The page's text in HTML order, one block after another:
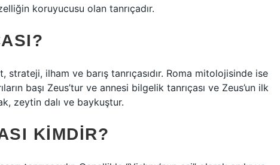
koruyucusu olan tanrıçadır.
ilham ve barış tanrıçasıdır. Roma mitolojisinde ise
başı Zeus’tur ve annesi bilgelik tanrıçası ve Zeus’un ilk
zeytin dalı ve baykuştur.
KIMDIR?